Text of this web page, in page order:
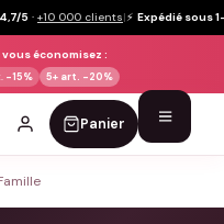
5 · +10 000 clients|⚡ Expédié sous
économisez :
-15% 5+ art. -20%
Panier